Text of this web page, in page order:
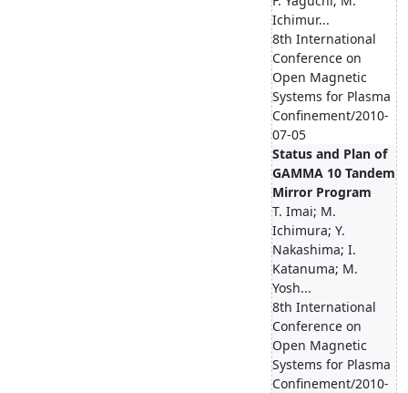
Ichimur...
8th International
Conference on
Open Magnetic
Systems for Plasma
Confinement/2010-
07-05
Status and Plan of
GAMMA 10 Tandem
Mirror Program
T. Imai; M.
Ichimura; Y.
Nakashima; I.
Katanuma; M.
Yosh...
8th International
Conference on
Open Magnetic
Systems for Plasma
Confinement/2010-